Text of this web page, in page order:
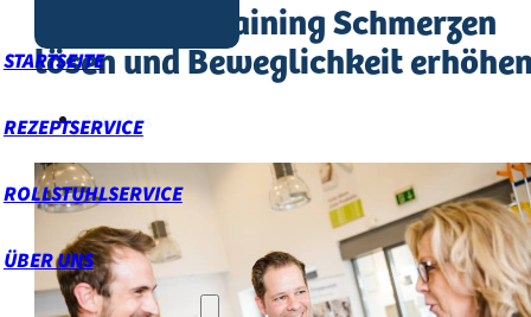
STARTSEITE
REZEPTSERVICE
ROLLSTUHLSERVICE
ÜBER UNS
Mit Faszientraining Schmerzen
lösen und Beweglichkeit
Aktuelles